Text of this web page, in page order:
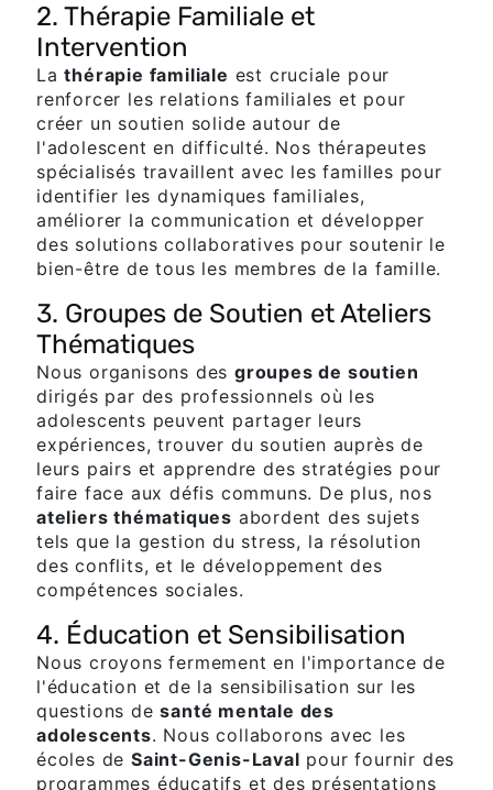
2. Thérapie Familiale et
Intervention
Lathérapie familiale est cruciale pour
renforcer les relations familiales et pour
créer un soutien solide autour de
l'adolescent en difficulté. Nos thérapeutes
spécialisés travaillent avec les familles pour
identifier les dynamiques familiales,
améliorer la communication et développer
des solutions collaboratives pour soutenir le
bien-être de tous les membres de la famille.
3. Groupes de Soutien et Ateliers
Thématiques
Nous organisons desgroupes de soutien
dirigés par des professionnels où les
adolescents peuvent partager leurs
expériences, trouver du soutien auprès de
leurs pairs et apprendre des stratégies pour
faire face aux défis communs. De plus, nos
ateliers thématiques abordent des sujets
tels que la gestion du stress, la résolution
des conflits, et le développement des
compétences sociales.
4. Éducation et Sensibilisation
Nous croyons fermement en l'importance de
l'éducation et de la sensibilisation sur les
questions desanté mentale des
adolescents. Nous collaborons avec les
écoles deSaint-Genis-Laval pour fournir des
programmes éducatifs et des présentations